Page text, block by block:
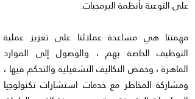
على التوعية بأنظمة البرمجيات.
مهمتنا هي مساعدة عملائنا على تعزيز عملية
التوظيف الخاصة بهم ، والوصول إلى الموارد
الماهرة ، وخفض التكاليف التشغيلية والتحكم فيها ،
ومشاركة المخاطر مع خدمات استشارات تكنولوجيا